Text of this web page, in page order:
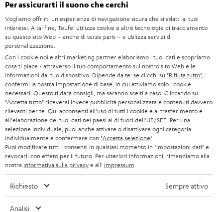
e
w
s
l
e
t
t
e
r
SOUNDBAR
STEREO
SMART HOME
BLUETOOTH
CUFFIE
CUFFIE BLUETOOTH
SET STEREO
ALTOPARLANTE
ASSISTENZA
CARRIERA
B2B
BLOG
NEWSLETTER
NEGOZI
VANTAGGI TEUFEL
LA NOSTRA STORIA
MANAGEMENT
GERMANIA
AUSTRIA
SVIZZERA
PAESI BASSI
BELGIO
POLONIA
Per assicurarti il suono che cerchi
Vogliamo offrirti un'esperienza di navigazione sicura che si adatti ai tuoi
interessi. A tal fine, Teufel utilizza cookie e altre tecnologie di tracciamento
su questo sito Web – anche di terze parti – e utilizza servizi di
personalizzazione.
Con i cookie noi e altri marketing partner elaboriamo i tuoi dati e scopriamo
cosa ti piace - attraverso il tuo comportamento sul nostro sito Web e le
informazioni dal tuo dispositivo. Dipende da te: se clicchi su "Rifiuta tutto"
confermi la nostra impostazione di base, in cui attiviamo solo i cookie
necessari. Questo ti darà consigli, ma saranno scelti a caso. Cliccando su
"Accetta tutto" riceverai invece pubblicità personalizzata e contenuti davvero
rilevanti per te. Qui acconsenti all'uso di tutti i cookie e al trasferimento e
all'elaborazione dei tuoi dati nei paesi al di fuori dell’UE/SEE. Per una
selezione individuale, puoi anche attivare o disattivare ogni categoria
individualmente e confermare con "Accetta selezione"
Puoi modificare tutti i consensi in qualsiasi momento in "Impostazioni dati" e
revocarli con effeto per il futuro. Per ulteriori informazioni, rimandiamo alla
nostra informativa sulla privacye all' impressum
Richiesto Sempre attivo
Analisi